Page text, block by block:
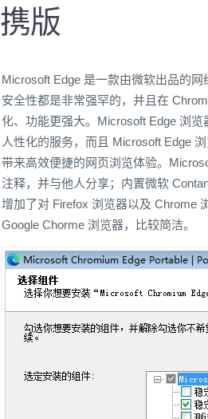
携版
Microsoft Edge 是一款由微软出品的
安全性都是非常强罕的，并且在
化、功能更强大。Microsoft Edge 浏
人性化的服务，而且 Microsoft Edge
带来高效便捷的网页浏览体验。
注释，并与他人分享；内置微软
增加了对 Firefox 浏览器以及 Chrome
Google Chorme 浏览器，比较简洁。